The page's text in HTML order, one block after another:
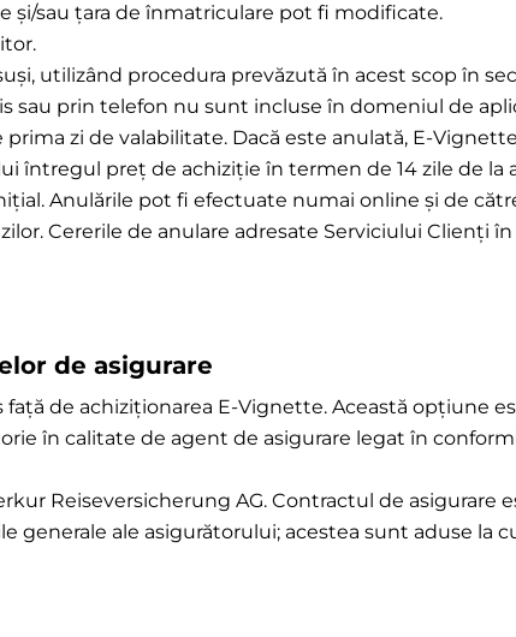
sau țara de înmatriculare pot fi modificate.
utilizând procedura prevăzută în acest scop în
sau prin telefon nu sunt incluse în domeniul de
zi de valabilitate. Dacă este anulată, E-
întregul preț de achiziție în termen de 14 zile de la
Anulările pot fi efectuate numai online și de
Cererile de anulare adresate Serviciului Clienți
de asigurare
de achiziționarea E-Vignette. Această opțiune
în calitate de agent de asigurare legat în
Reiseversicherung AG. Contractul de
generale ale asigurătorului; acestea sunt aduse